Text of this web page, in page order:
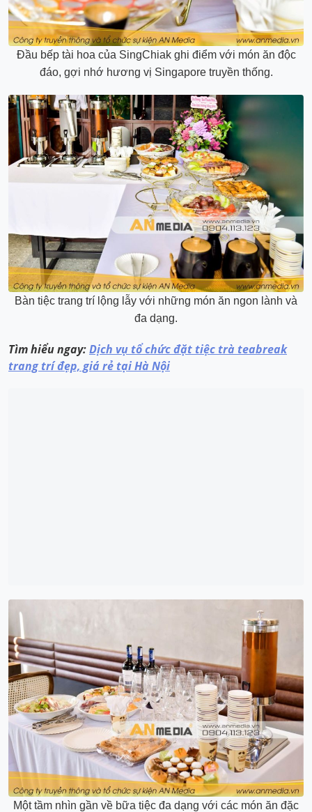
Đầu bếp tài hoa của SingChiak ghi điểm với món ăn độc
đáo, gợi nhớ hương vị Singapore truyền thống.
Bàn tiệc trang trí lộng lẫy với những món ăn ngon lành và
đa dạng.
Tìm hiểu ngay:Dịch vụ tổ chức đặt tiệc trà teabreak
trang trí đẹp, giá rẻ tại Hà Nội
Một tầm nhìn gần về bữa tiệc đa dạng với các món ăn đặc